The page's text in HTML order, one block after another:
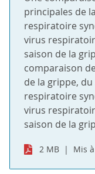
principales de
respiratoire
virus
saison de la
comparaison
de la grippe, du
respiratoire
virus
saison de la
2 MB Mis